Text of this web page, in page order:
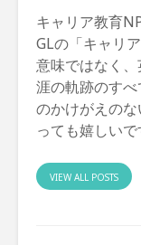
キャリア教育
GLの「キャリ
意味ではなく
涯の軌跡のす
のかけがえの
っても嬉しいで
VIEW ALL POSTS